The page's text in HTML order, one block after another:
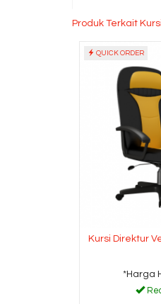
Produk Terkait
QUICK ORDER
Kursi Direktur
*Harga